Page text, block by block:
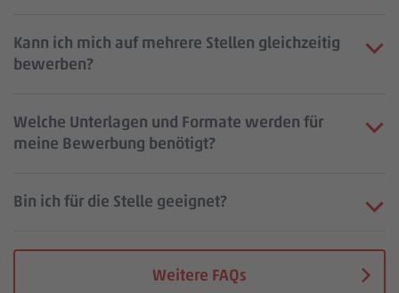
Kann ich mich auf mehrere Stellen gleichzeitig
bewerben?
Welche Unterlagen und Formate werden für
meine Bewerbung benötigt?
Bin ich für die Stelle geeignet?
Weitere FAQs